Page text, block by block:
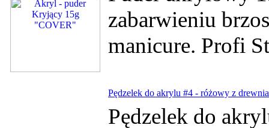
zabarwieniu
manicure. Profi
Pędzelek do akrylu #4 - różowy z
Pędzelek do